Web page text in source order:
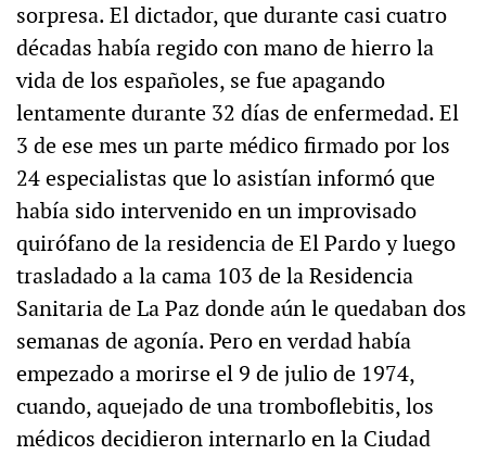
sorpresa. El dictador, que durante casi cuatro
décadas había regido con mano de hierro la
vida de los españoles, se fue apagando
lentamente durante 32 días de enfermedad. El
3 de ese mes un parte médico firmado por los
24 especialistas que lo asistían informó que
había sido intervenido en un improvisado
quirófano de la residencia de El Pardo y luego
trasladado a la cama 103 de la Residencia
Sanitaria de La Paz donde aún le quedaban dos
semanas de agonía. Pero en verdad había
empezado a morirse el 9 de julio de 1974,
cuando, aquejado de una tromboflebitis, los
médicos decidieron internarlo en la Ciudad